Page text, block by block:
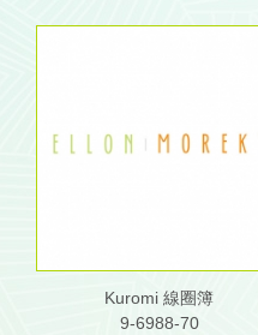
Kuromi 線圈簿
9-6988-70